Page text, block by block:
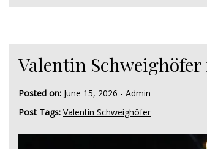
Valentin
Posted on: June 15, 2026 - Admin
Post Tags: Valentin Schweighöfer